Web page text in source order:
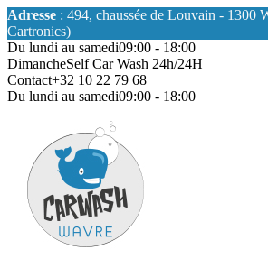
Adresse : 494, chaussée de Louvain - 1300
Cartronics)
Du lundi au samedi09:00 - 18:00
DimancheSelf Car Wash 24h/24H
Contact+32 10 22 79 68
Du lundi au samedi09:00 - 18:00